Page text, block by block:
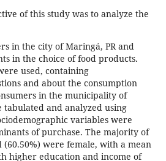
of this study was to analyze the
in the city of Maringá, PR and
in the choice of food products.
used, containing
and about the consumption
in the municipality of
tabulated and analyzed using
variables were
of purchase. The majority of
were female, with a mean
higher education and income of